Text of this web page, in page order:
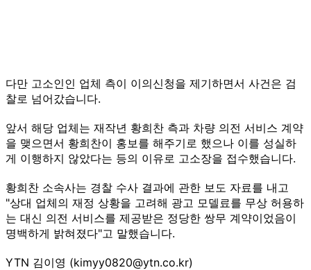
다만 고소인인 업체 측이 이의신청을 제기하면서 사건은 검
찰로 넘어갔습니다.
앞서 해당 업체는 재작년 황희찬 측과 차량 의전 서비스 계약
을 맺으면서 황희찬이 홍보를 해주기로 했으나 이를 성실하
게 이행하지 않았다는 등의 이유로 고소장을 접수했습니다.
황희찬 소속사는 경찰 수사 결과에 관한 보도 자료를 내고
"상대 업체의 재정 상황을 고려해 광고 모델료를 무상 허용하
는 대신 의전 서비스를 제공받은 정당한 쌍무 계약이었음이
명백하게 밝혀졌다"고 말했습니다.
YTN 김이영 (kimyy0820@ytn.co.kr)